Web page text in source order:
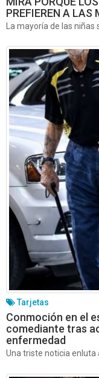
PREFIEREN A LAS
La mayoría de las niñas
Tarjetas
Conmoción en el
comediante tras
enfermedad
Una triste noticia enluta